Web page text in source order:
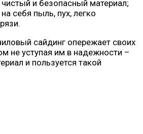
чистый и безопасный материал;
себя пыль, пух, легко
сайдинг опережает своих
не уступая им в надежности –
и пользуется такой